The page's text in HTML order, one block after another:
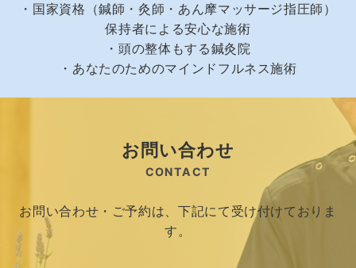
・国家資格（鍼師・灸師・あん摩マッサージ指圧師）
保持者による安心な施術
・頭の整体もする鍼灸院
・あなたのためのマインドフルネス施術
お問い合わせ
CONTACT
お問い合わせ・ご予約は、下記にて受け付けておりま
す。